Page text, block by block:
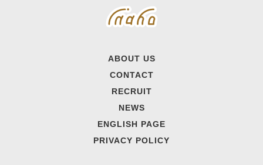
ABOUT US
CONTACT
RECRUIT
NEWS
ENGLISH PAGE
PRIVACY POLICY